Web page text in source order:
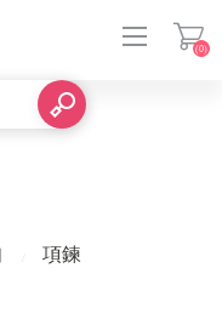
(0)
項鍊